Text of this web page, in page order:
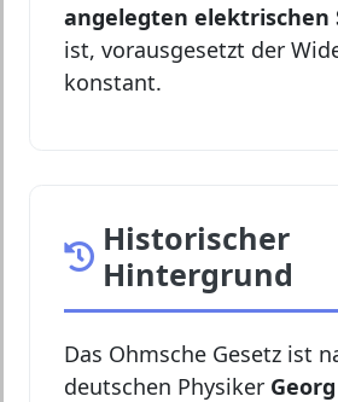
angelegten elektrischen
ist, vorausgesetzt der
konstant.
Historischer
Hintergrund
Das Ohmsche Gesetz ist
deutschen Physiker